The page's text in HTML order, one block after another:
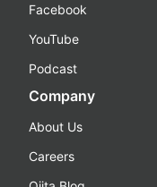
Facebook
YouTube
Podcast
Company
About Us
Careers